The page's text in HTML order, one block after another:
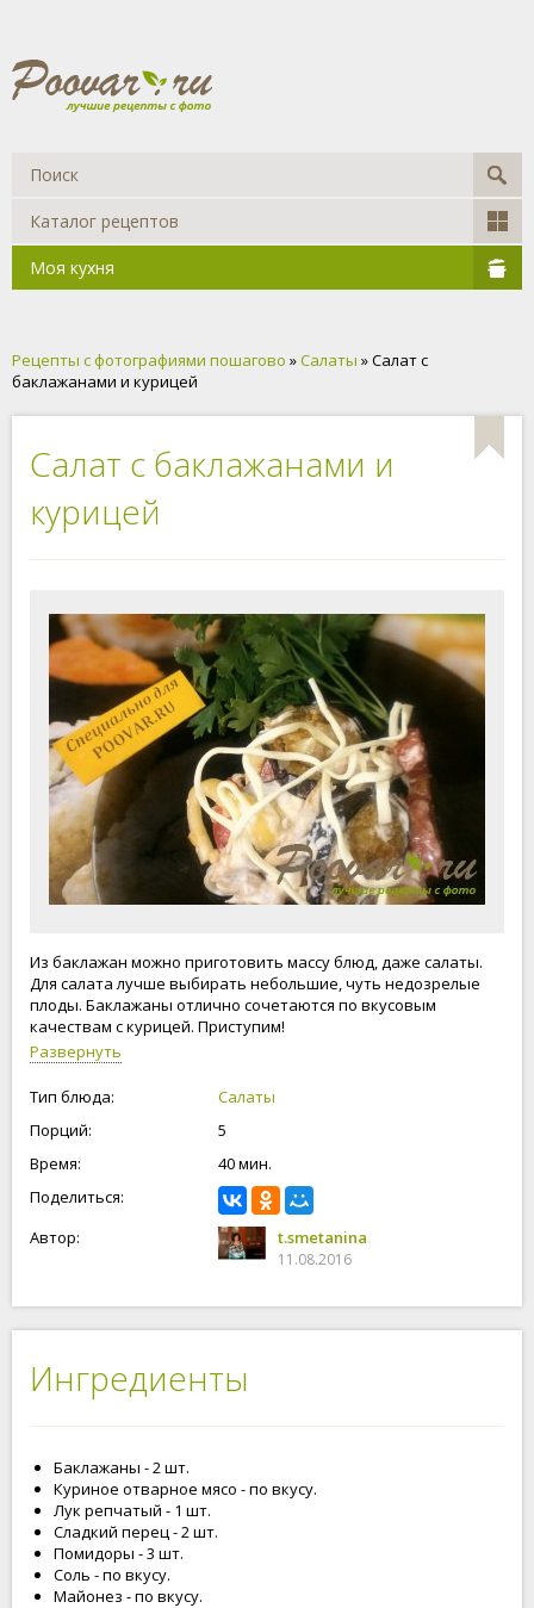
Каталог рецептов
Моя кухня
Рецепты с фотографиями пошагово »Салаты » Салат с
баклажанами и курицей
Салат с баклажанами и
курицей
Из баклажан можно приготовить массу блюд, даже салаты.
Для салата лучше выбирать небольшие, чуть недозрелые
плоды. Баклажаны отлично сочетаются по вкусовым
качествам с курицей. Приступим!
Развернуть
Тип блюда:
Салаты
Порций:
5
Время:
40 мин.
Поделиться:
Автор:
t.smetanina
11.08.2016
Ингредиенты
Баклажаны - 2 шт.
Куриное отварное мясо - по вкусу.
Лук репчатый - 1 шт.
Сладкий перец - 2 шт.
Помидоры - 3 шт.
Соль - по вкусу.
Майонез - по вкусу.